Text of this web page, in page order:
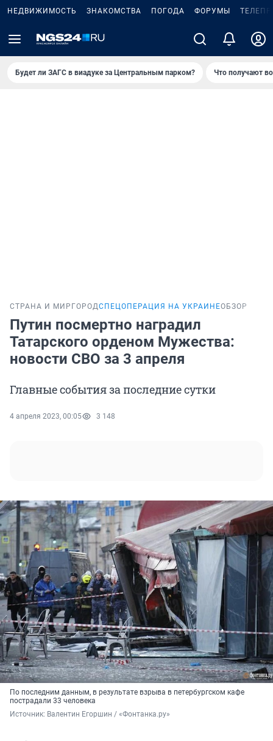
НЕДВИЖИМОСТЬ ЗНАКОМСТВА ПОГОДА ФОРУМЫ
Будет ли ЗАГС в виадуке за Центральным парком? Что получают
СТРАНА И МИР ГОРОДСПЕЦОПЕРАЦИЯ НА УКРАИНЕОБЗОР
Путин посмертно наградил
Татарского орденом Мужества:
новости СВО за 3 апреля
Главные события за последние сутки
4 апреля 2023, 00:05 3 148
По последним данным, в результате взрыва в петербургском кафе
пострадали 33 человека
Источник: Валентин Егоршин / «Фонтанка.ру»